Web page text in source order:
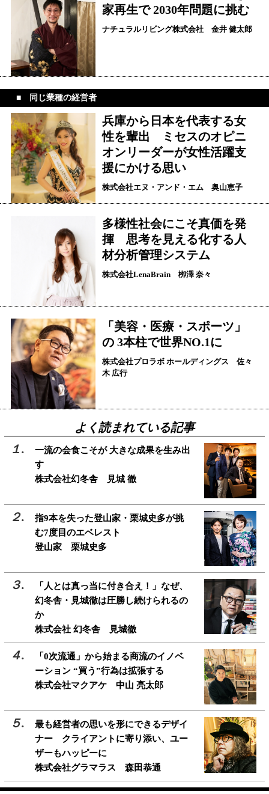
家再生で 2030年問題に挑む
ナチュラルリビング株式会社 金井 健太郎
同じ業種の経営者
兵庫から日本を代表する女
性を輩出 ミセスのオピニ
オンリーダーが女性活躍支
援にかける思い
株式会社エヌ・アンド・エム 奥山恵子
多様性社会にこそ真価を発
揮 思考を見える化する人
材分析管理システム
株式会社LenaBrain 栁澤 奈々
「美容・医療・スポーツ」
の 3本柱で世界NO.1に
株式会社プロラボ ホールディングス 佐々
木 広行
よく読まれている記事
一流の会食こそが 大きな成果を生み出
す
株式会社幻冬舎 見城 徹
指9本を失った登山家・栗城史多が挑
む7度目のエベレスト
登山家 栗城史多
「人とは真っ当に付き合え！」なぜ、
幻冬舎・見城徹は圧勝し続けられるの
か
株式会社 幻冬舎 見城徹
「0次流通」から始まる商流のイノベ
ーション “買う”行為は拡張する
株式会社マクアケ 中山 亮太郎
最も経営者の思いを形にできるデザイ
ナー クライアントに寄り添い、ユー
ザーもハッピーに
株式会社グラマラス 森田恭通